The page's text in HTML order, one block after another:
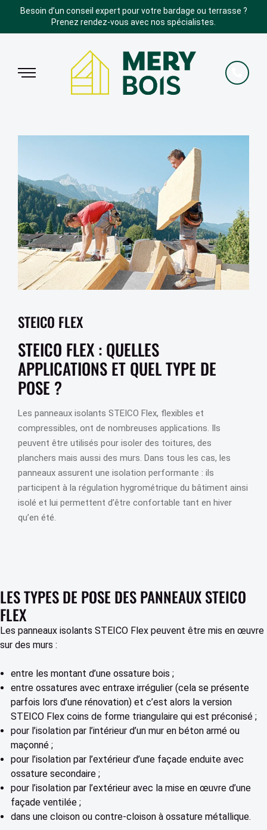
Besoin d’un conseil expert pour votre bardage ou terrasse ?
Prenez rendez-vous avec nos spécialistes.
STEICO FLEX
STEICO FLEX : QUELLES
APPLICATIONS ET QUEL TYPE DE
POSE ?
Les panneaux isolants STEICO Flex, flexibles et
compressibles, ont de nombreuses applications. Ils
peuvent être utilisés pour isoler des toitures, des
planchers mais aussi des murs. Dans tous les cas, les
panneaux assurent une isolation performante : ils
participent à la régulation hygrométrique du bâtiment ainsi
isolé et lui permettent d’être confortable tant en hiver
qu’en été.
LES TYPES DE POSE DES PANNEAUX STEICO
FLEX
Les panneaux isolants STEICO Flex peuvent être mis en œuvre
sur des murs :
entre les montant d’une ossature bois ;
entre ossatures avec entraxe irrégulier (cela se présente
parfois lors d’une rénovation) et c’est alors la version
STEICO Flex coins de forme triangulaire qui est préconisé ;
pour l’isolation par l’intérieur d’un mur en béton armé ou
maçonné ;
pour l’isolation par l’extérieur d’une façade enduite avec
ossature secondaire ;
pour l’isolation par l’extérieur avec la mise en œuvre d’une
façade ventilée ;
dans une cloison ou contre-cloison à ossature métallique.